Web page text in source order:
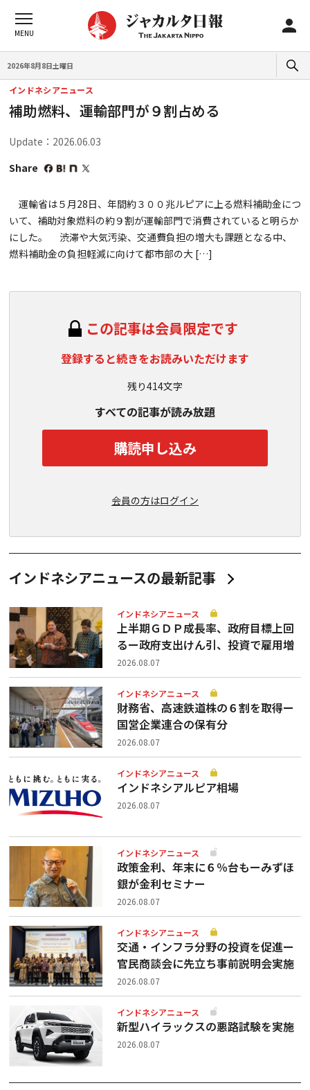
2026年8月8日土曜日
インドネシアニュース
補助燃料、運輸部門が９割占める
Update：2026.06.03
Share
運輸省は５月28日、年間約３００兆ルピアに上る燃料補助金につ
いて、補助対象燃料の約９割が運輸部門で消費されていると明らか
にした。 渋滞や大気汚染、交通費負担の増大も課題となる中、
燃料補助金の負担軽減に向けて都市部の大 […]
この記事は会員限定です
登録すると続きをお読みいただけます
残り414文字
すべての記事が読み放題
購読申し込み
会員の方はログイン
インドネシアニュースの最新記事
インドネシアニュース
上半期ＧＤＰ成長率、政府目標上回
るー政府支出けん引、投資で雇用増
2026.08.07
インドネシアニュース
財務省、高速鉄道株の６割を取得ー
国営企業連合の保有分
2026.08.07
インドネシアニュース
インドネシアルピア相場
2026.08.07
インドネシアニュース
政策金利、年末に６％台もーみずほ
銀が金利セミナー
2026.08.07
インドネシアニュース
交通・インフラ分野の投資を促進ー
官民商談会に先立ち事前説明会実施
2026.08.07
インドネシアニュース
新型ハイラックスの悪路試験を実施
2026.08.07